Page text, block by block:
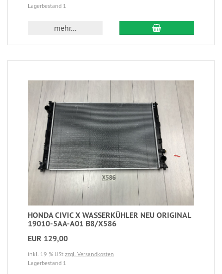
Lagerbestand 1
mehr...
HONDA CIVIC X WASSERKÜHLER NEU ORIGINAL
19010-5AA-A01 B8/X586
EUR 129,00
inkl. 19 % USt zzgl. Versandkosten
Lagerbestand 1